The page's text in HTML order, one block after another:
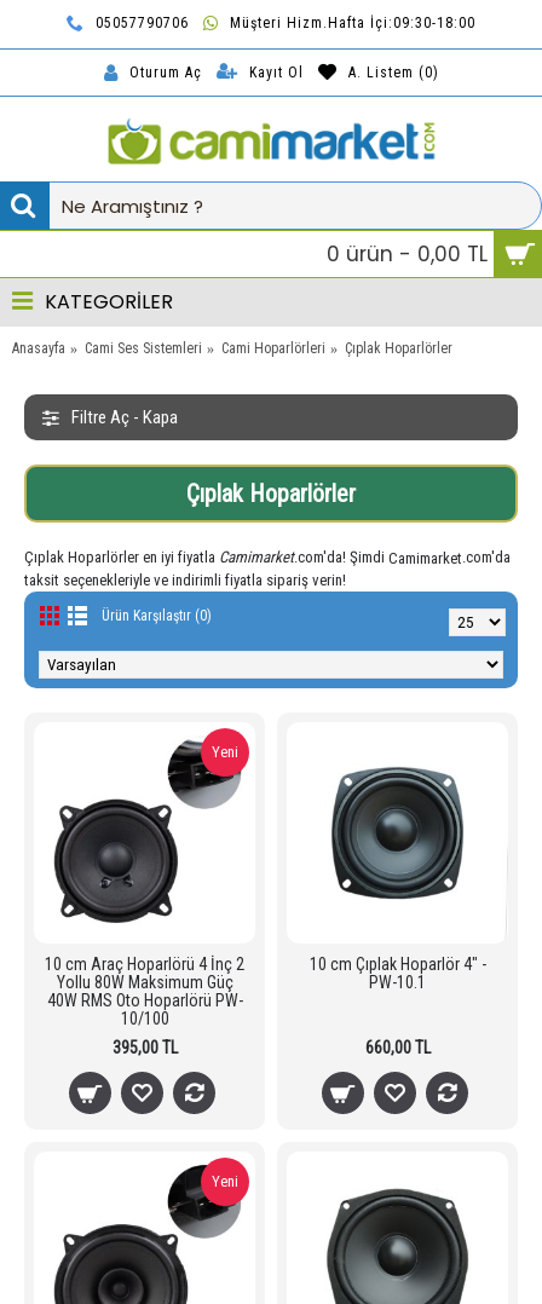
05057790706 Müşteri Hizm.Hafta İçi:09:30-18:00
Oturum Aç Kayıt Ol A. Listem (0)
0 ürün - 0,00 TL
KATEGORİLER
Anasayfa Cami Ses Sistemleri Cami Hoparlörleri Çıplak Hoparlörler
Filtre Aç - Kapa
Çıplak Hoparlörler
Çıplak Hoparlörler en iyi fiyatla Camimarket.com'da! Şimdi Camimarket.com'da
taksit seçenekleriyle ve indirimli fiyatla sipariş verin!
Ürün Karşılaştır (0)
Yeni
10 cm Araç Hoparlörü 4 İnç 2
Yollu 80W Maksimum Güç
40W RMS Oto Hoparlörü PW-
10/100
395,00 TL
10 cm Çıplak Hoparlör 4" -
PW-10.1
660,00 TL
Yeni